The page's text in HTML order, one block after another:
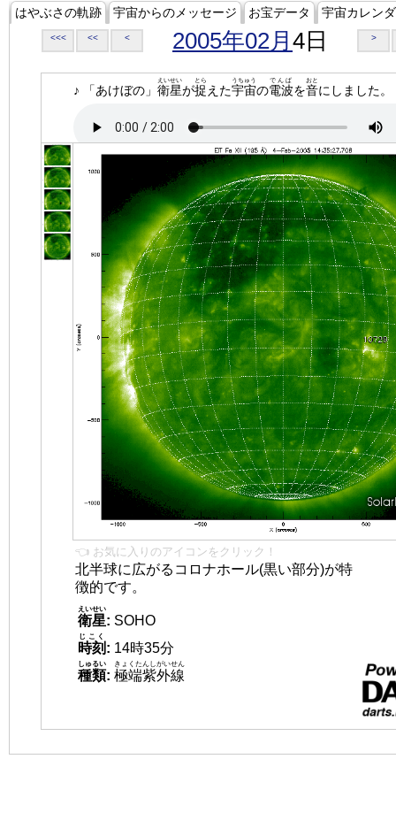
はやぶさの軌跡 宇宙からのメッセージ お宝データ 宇宙カレン
<<< << < 2005年02月 4日 >
♪ 「あけぼの」 衛星
えいせい
が捉
とら
えた宇宙
うちゅう
の電波
でんぱ
を音
おと
にしました。
👈 お気に入りのアイコンをクリック！
北半球に広がるコロナホール(黒い部分)が特
徴的です。
衛星
えいせい
: SOHO
時刻
じこく
: 14時35分
種類
しゅるい
: 極端紫外線
きょくたんしがいせん